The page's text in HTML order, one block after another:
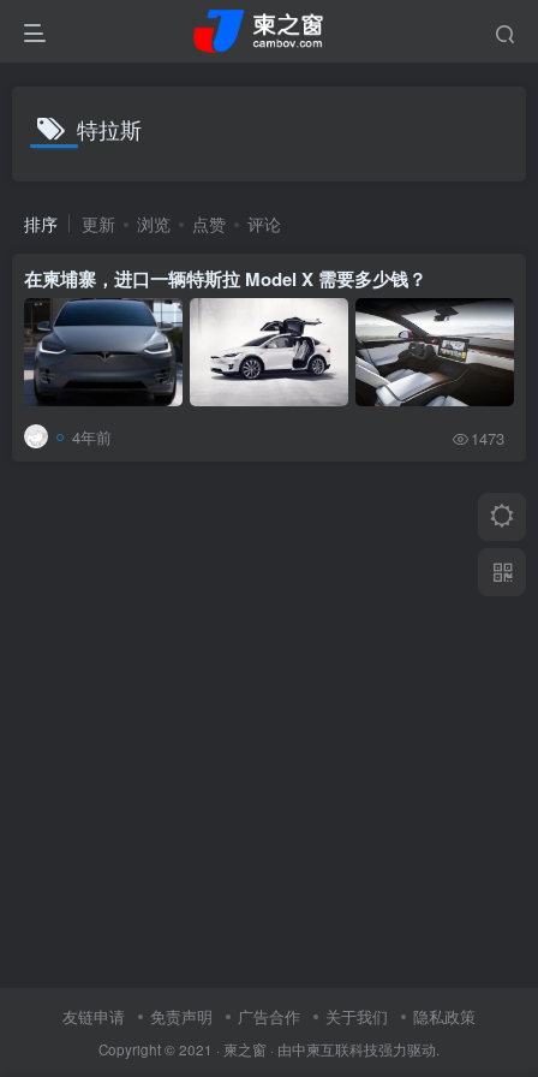
特拉斯
排序 更新 浏览 点赞 评论
在柬埔寨，进口一辆特斯拉 Model X 需要多少钱？
4年前 1473
友链申请 免责声明 广告合作 关于我们 隐私政策
Copyright © 2021 · 柬之窗 · 由中柬互联科技强力驱动.